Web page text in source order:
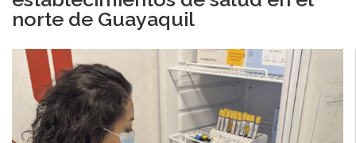
norte de Guayaquil